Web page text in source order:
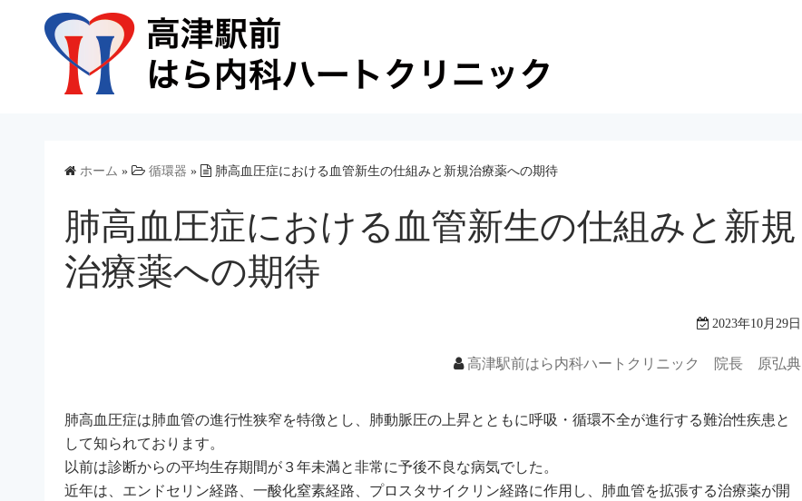
ホーム » 循環器 » 肺高血圧症における血管新生の仕組みと新規治療薬への期待
肺高血圧症における血管新生の仕組みと新規
治療薬への期待
2023年10月29日
高津駅前はら内科ハートクリニック 院長 原弘典
肺高血圧症は肺血管の進行性狭窄を特徴とし、肺動脈圧の上昇とともに呼吸・循環不全が進行する難治性疾患と
して知られております。
以前は診断からの平均生存期間が３年未満と非常に予後不良な病気でした。
近年は、エンドセリン経路、一酸化窒素経路、プロスタサイクリン経路に作用し、肺血管を拡張する治療薬が開